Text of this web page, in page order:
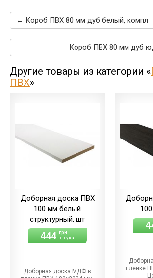
← Короб ПВХ 80 мм дуб белый, компл
Короб ПВХ 80 мм дуб
Другие товары из категории «
ПВХ»
Доборная доска ПВХ
100 мм белый
структурный, шт
444 грн
штука
Доборная доска МДФ в
пленке